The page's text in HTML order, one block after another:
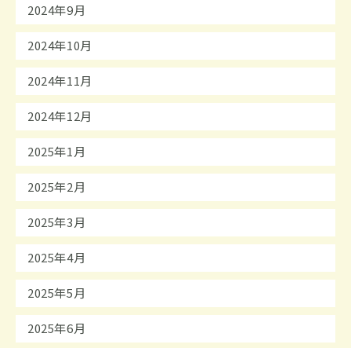
2024年9月
2024年10月
2024年11月
2024年12月
2025年1月
2025年2月
2025年3月
2025年4月
2025年5月
2025年6月